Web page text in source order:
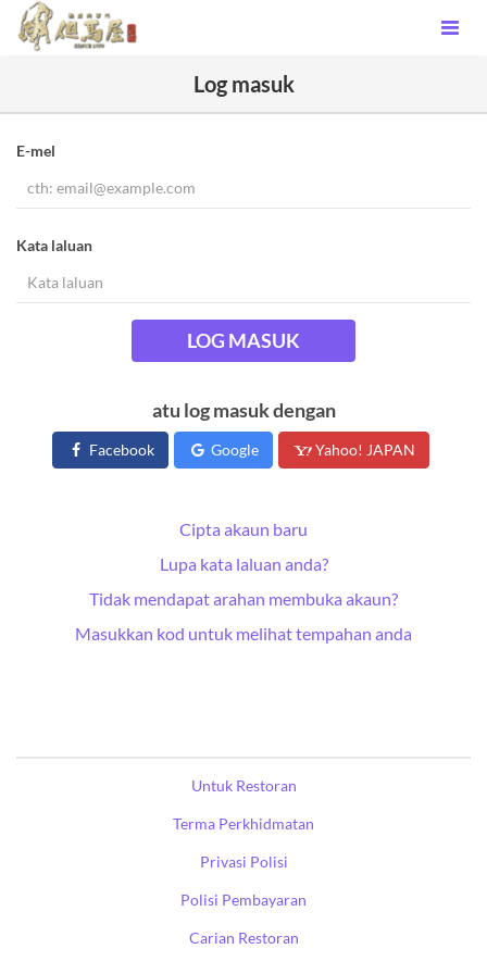
Log masuk
E-mel
Kata laluan
LOG MASUK
atu log masuk dengan
Facebook Google Yahoo! JAPAN
Cipta akaun baru
Lupa kata laluan anda?
Tidak mendapat arahan membuka akaun?
Masukkan kod untuk melihat tempahan anda
Untuk Restoran
Terma Perkhidmatan
Privasi Polisi
Polisi Pembayaran
Carian Restoran